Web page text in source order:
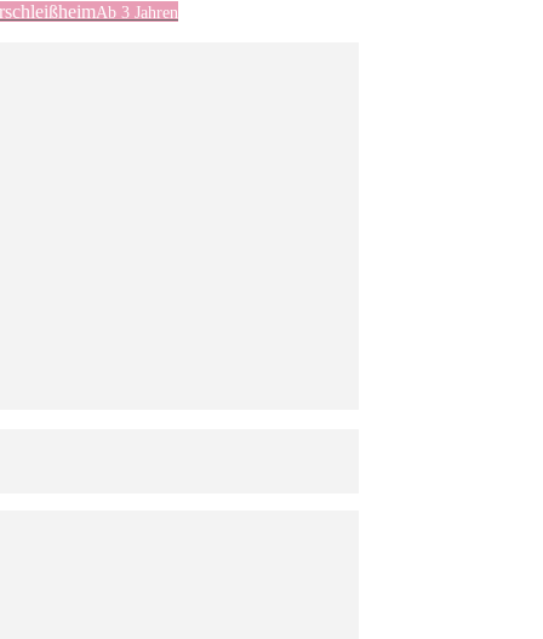
Ab 3 Jahren